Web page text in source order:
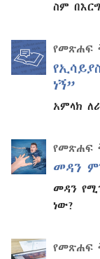
ስም
የመጽሐፍ
ነኝ”
አምላክ
የመጽሐፍ
መዳን
መዳን
ነው?
የመጽሐፍ